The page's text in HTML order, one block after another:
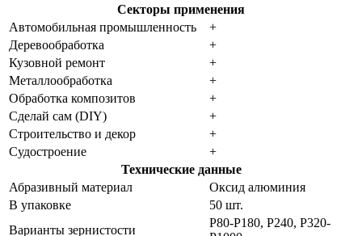
Секторы применения
Автомобильная промышленность
+
Деревообработка
+
Кузовной ремонт
+
Металлообработка
+
Обработка композитов
+
Сделай сам (DIY)
+
Строительство и декор
+
Судостроение
+
Технические данные
Абразивный материал
Оксид алюминия
В упаковке
50 шт.
Варианты зернистости
P80-P180, P240, P320-